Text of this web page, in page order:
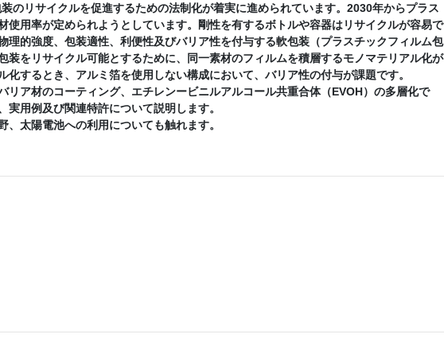
のリサイクルを促進するための法制化が着実に進められています。2030年からプラス
使用率が定められようとしています。剛性を有するボトルや容器はリサイクルが容易で
理的強度、包装適性、利便性及びバリア性を付与する軟包装（プラスチックフィルム包
装をリサイクル可能とするために、同一素材のフィルムを積層するモノマテリアル化が
化するとき、アルミ箔を使用しない構成において、バリア性の付与が課題です。
ア材のコーティング、エチレンービニルアルコール共重合体（EVOH）の多層化で
用例及び関連特許について説明します。
、太陽電池への利用についても触れます。